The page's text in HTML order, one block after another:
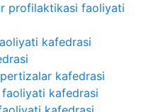
profilaktikasi faoliyati
kafedrasi
kafedrasi
kafedrasi